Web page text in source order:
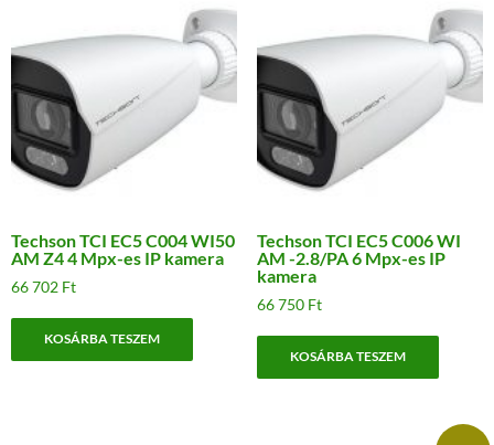
Techson TCI EC5 C004 WI50
AM Z4 4 Mpx-es IP kamera
66 702 Ft
KOSÁRBA TESZEM
Techson TCI EC5 C006 WI
AM -2.8/PA 6 Mpx-es IP
kamera
66 750 Ft
KOSÁRBA TESZEM